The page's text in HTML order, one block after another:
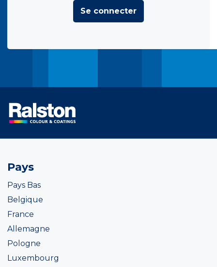
Se connecter
Pays
Pays Bas
Belgique
France
Allemagne
Pologne
Luxembourg